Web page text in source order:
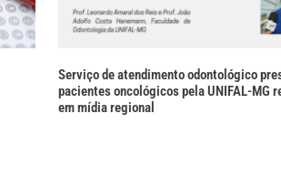
Serviço de atendimento odontológico
pacientes oncológicos pela UNIFAL-MG
em mídia regional